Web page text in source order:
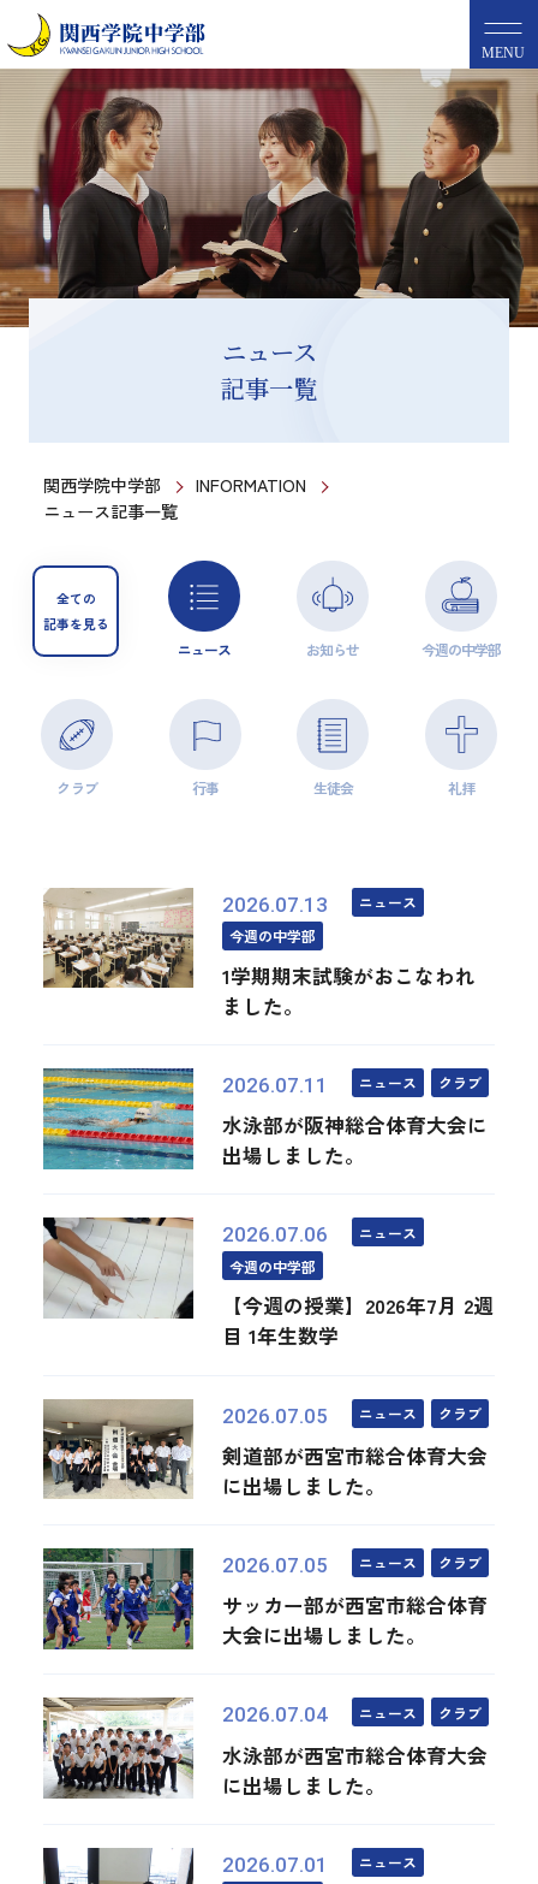
MENU
ニュース
記事一覧
関西学院中学部
INFORMATION
ニュース記事一覧
全ての
記事を見る
ニュース お知らせ 今週の中学部
クラブ 行事 生徒会 礼拝
2026.07.13
ニュース
今週の中学部
1学期期末試験がおこなわれ
ました。
2026.07.11 ニュース クラブ
水泳部が阪神総合体育大会に
出場しました。
2026.07.06
ニュース
今週の中学部
【今週の授業】2026年7月 2週
目 1年生数学
2026.07.05 ニュース クラブ
剣道部が西宮市総合体育大会
に出場しました。
2026.07.05 ニュース クラブ
サッカー部が西宮市総合体育
大会に出場しました。
2026.07.04 ニュース クラブ
水泳部が西宮市総合体育大会
に出場しました。
2026.07.01
ニュース